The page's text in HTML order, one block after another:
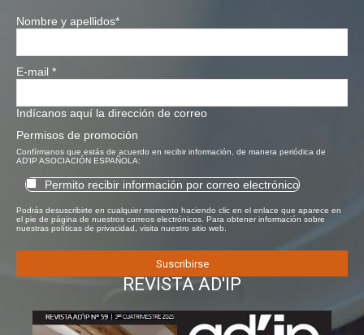
Nombre y apellidos*
E-mail *
Indícanos aquí la dirección de correo
Permisos de promoción
Confírmanos que estás de acuerdo en recibir información, de manera periódica de
AD'IP ASOCIACIÓN ESPAÑOLA:
Permito recibir información por correo electrónico
Podrás desuscribirte en cualquier momento haciendo clic en el enlace que aparece en
el pie de página de nuestros correos electrónicos. Para obtener información sobre
nuestras políticas de privacidad, visita nuestro sitio web.
REVISTA AD'IP